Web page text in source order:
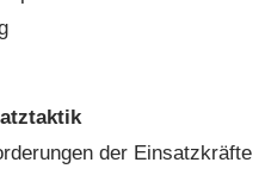
der Einsatzkräfte